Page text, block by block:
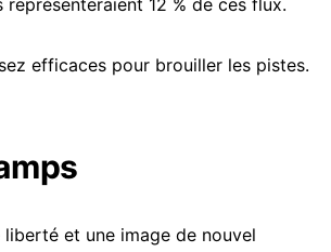
12 % de ces flux.
efficaces pour brouiller les pistes.
et une image de nouvel